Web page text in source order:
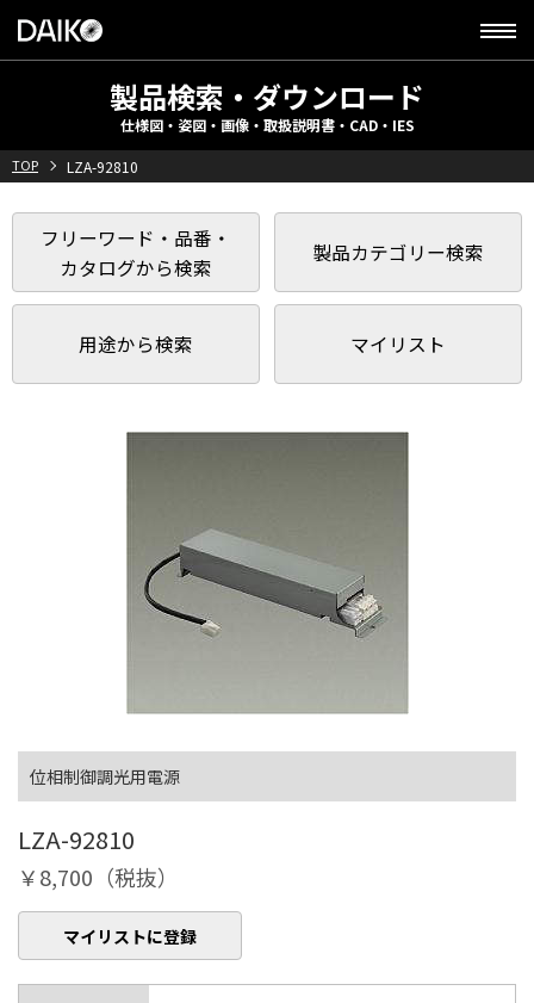
製品検索・ダウンロード
仕様図・姿図・画像・取扱説明書・CAD・IES
TOP LZA-92810
フリーワード・品番・
カタログから検索
製品カテゴリー検索
用途から検索 マイリスト
位相制御調光用電源
LZA-92810
￥8,700（税抜）
マイリストに登録